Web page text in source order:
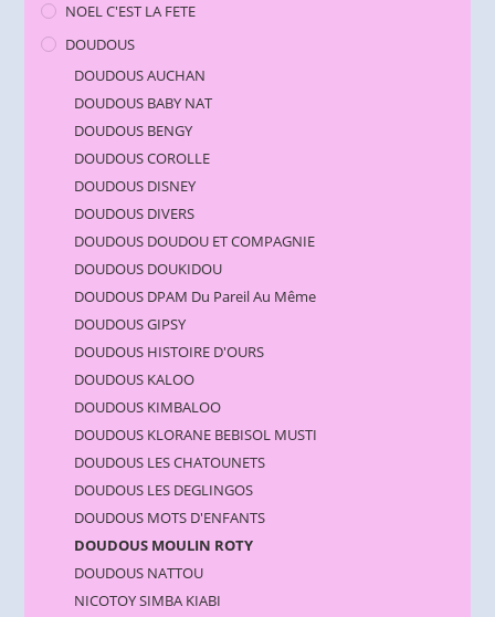
NOEL C'EST LA FETE
DOUDOUS
DOUDOUS AUCHAN
DOUDOUS BABY NAT
DOUDOUS BENGY
DOUDOUS COROLLE
DOUDOUS DISNEY
DOUDOUS DIVERS
DOUDOUS DOUDOU ET COMPAGNIE
DOUDOUS DOUKIDOU
DOUDOUS DPAM Du Pareil Au Même
DOUDOUS GIPSY
DOUDOUS HISTOIRE D'OURS
DOUDOUS KALOO
DOUDOUS KIMBALOO
DOUDOUS KLORANE BEBISOL MUSTI
DOUDOUS LES CHATOUNETS
DOUDOUS LES DEGLINGOS
DOUDOUS MOTS D'ENFANTS
DOUDOUS MOULIN ROTY
DOUDOUS NATTOU
NICOTOY SIMBA KIABI